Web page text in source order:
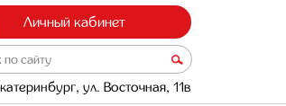
Личный кабинет
ул. Восточная, 11в